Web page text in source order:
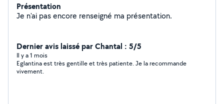
Présentation
Je n'ai pas encore renseigné ma présentation.
Dernier avis laissé par Chantal : 5/5
Il y a 1 mois
Eglantina est très gentille et très patiente. Je la recommande
vivement.